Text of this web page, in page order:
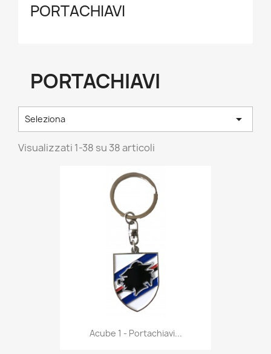
PORTACHIAVI
PORTACHIAVI
Seleziona 
Visualizzati 1-38 su 38 articoli
 Anteprima
Acube 1 - Portachiavi...